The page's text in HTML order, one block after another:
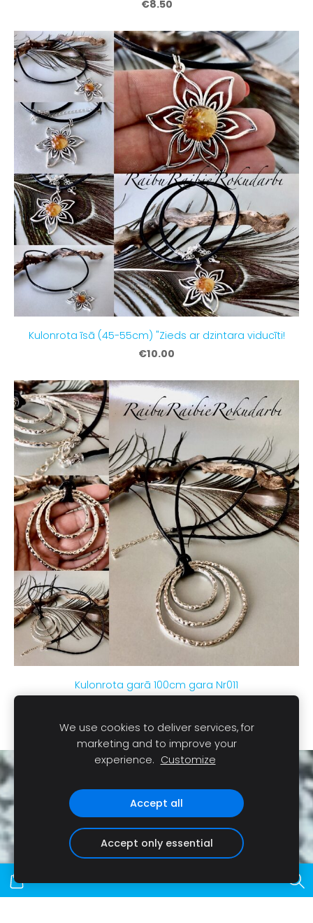
€8.50
Kulonrota īsā (45-55cm) "Zieds ar dzintara viducīti!
€10.00
Kulonrota garā 100cm gara Nr011
We use cookies to deliver services, for
marketing and to improve your
experience. Customize
Accept all
Accept only essential